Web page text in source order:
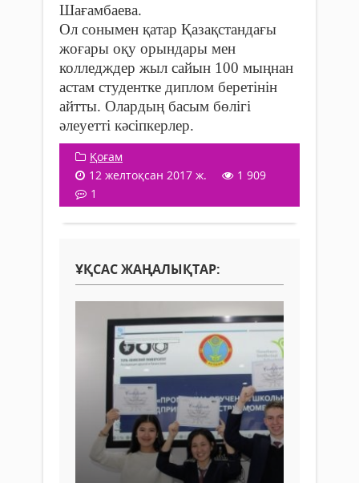
Шағамбаева.
Ол сонымен қатар Қазақстандағы
жоғары оқу орындары мен
колледждер жыл сайын 100 мыңнан
астам студентке диплом беретінін
айтты. Олардың басым бөлігі
әлеуетті кәсіпкерлер.
Қоғам
12 желтоқсан 2017 ж.
1 909
1
ҰҚСАС ЖАҢАЛЫҚТАР: